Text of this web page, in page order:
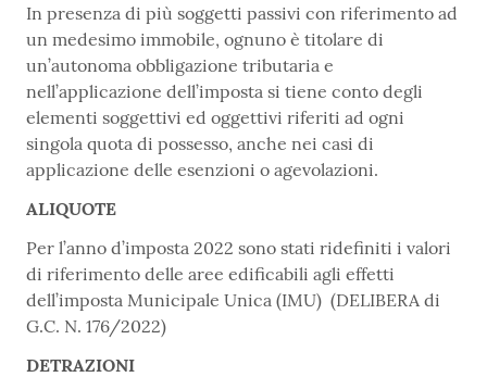
In presenza di più soggetti passivi con riferimento ad
un medesimo immobile, ognuno è titolare di
un’autonoma obbligazione tributaria e
nell’applicazione dell’imposta si tiene conto degli
elementi soggettivi ed oggettivi riferiti ad ogni
singola quota di possesso, anche nei casi di
applicazione delle esenzioni o agevolazioni.
ALIQUOTE
Per l’anno d’imposta 2022 sono stati ridefiniti i valori
di riferimento delle aree edificabili agli effetti
dell’imposta Municipale Unica (IMU) (DELIBERA di
G.C. N. 176/2022)
DETRAZIONI